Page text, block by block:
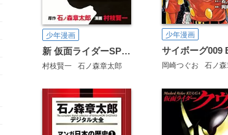
少年漫画
新 仮面ライダーSPIRITS
村枝賢一 石ノ森章太郎
少年漫画
岡崎つぐお 石ノ森